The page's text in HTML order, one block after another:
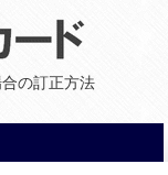
の訂正方法